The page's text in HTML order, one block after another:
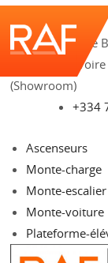
209 rue Aristide
73490 La Ravoire
(Showroom)
+334
Ascenseurs
Monte-charge
Monte-escalier
Monte-voiture
Plateforme-